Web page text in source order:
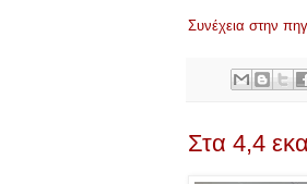
Συνέχεια στην
Στα 4,4